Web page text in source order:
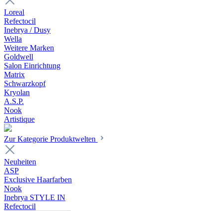
Loreal
Refectocil
Inebrya / Dusy
Wella
Weitere Marken
Goldwell
Salon Einrichtung
Matrix
Schwarzkopf
Kryolan
A.S.P.
Nook
Artistique
Zur Kategorie Produktwelten
Neuheiten
ASP
Exclusive Haarfarben
Nook
Inebrya STYLE IN
Refectocil